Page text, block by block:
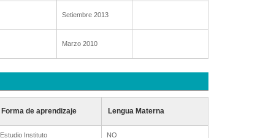
Setiembre 2013
Marzo 2010
Forma de aprendizaje Lengua Materna
Estudio Instituto NO